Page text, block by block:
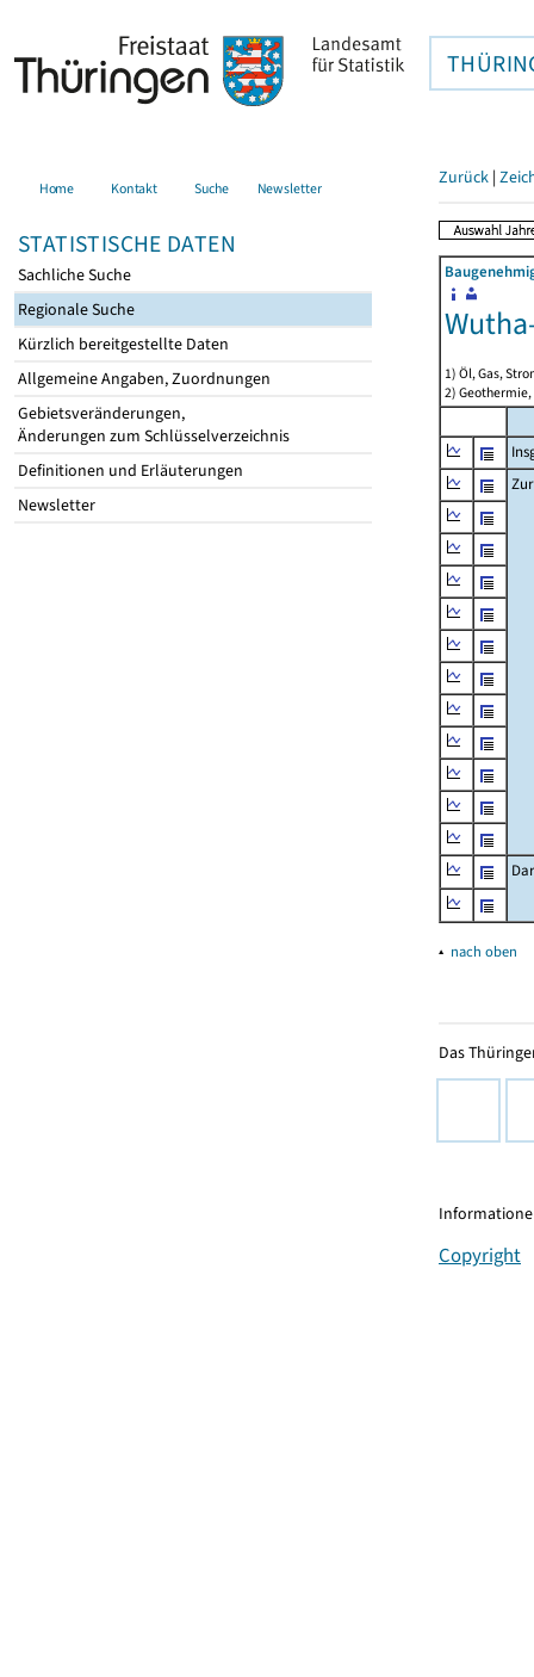
Home Kontakt Suche Newsletter
STATISTISCHE DATEN
Sachliche Suche
Regionale Suche
Kürzlich bereitgestellte Daten
Allgemeine Angaben, Zuordnungen
Gebietsveränderungen,
Änderungen zum Schlüsselverzeichnis
Definitionen und Erläuterungen
Newsletter
Zurück |
1) Öl, Gas,
2)
▴ nach oben
Das
Copyright